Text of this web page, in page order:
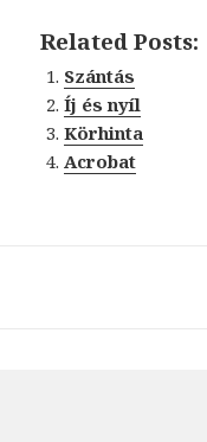
Related Posts:
Szántás
Íj és nyíl
Körhinta
Acrobat